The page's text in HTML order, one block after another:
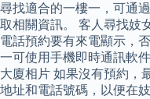
尋找適合的一樓一，可通
取相關資訊。 客人尋找妓
電話預約要有來電顯示，
一可使用手機即時通訊軟
大廈相片 如果沒有預約，
地址和電話號碼，以便在